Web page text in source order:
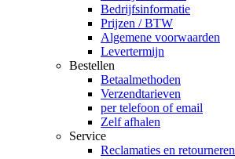
Bedrijfsinformatie
Prijzen / BTW
Algemene voorwaarden
Levertermijn
Bestellen
Betaalmethoden
Verzendtarieven
per telefoon of email
Zelf afhalen
Service
Reclamaties en retourneren